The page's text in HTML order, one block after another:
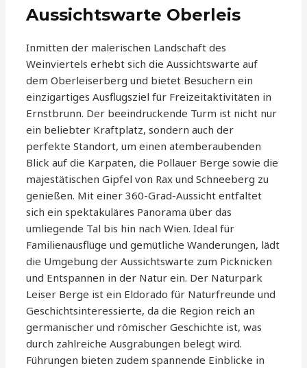
Aussichtswarte Oberleis
Inmitten der malerischen Landschaft des
Weinviertels erhebt sich die Aussichtswarte auf
dem Oberleiserberg und bietet Besuchern ein
einzigartiges Ausflugsziel für Freizeitaktivitäten in
Ernstbrunn. Der beeindruckende Turm ist nicht nur
ein beliebter Kraftplatz, sondern auch der
perfekte Standort, um einen atemberaubenden
Blick auf die Karpaten, die Pollauer Berge sowie die
majestätischen Gipfel von Rax und Schneeberg zu
genießen. Mit einer 360-Grad-Aussicht entfaltet
sich ein spektakuläres Panorama über das
umliegende Tal bis hin nach Wien. Ideal für
Familienausflüge und gemütliche Wanderungen, lädt
die Umgebung der Aussichtswarte zum Picknicken
und Entspannen in der Natur ein. Der Naturpark
Leiser Berge ist ein Eldorado für Naturfreunde und
Geschichtsinteressierte, da die Region reich an
germanischer und römischer Geschichte ist, was
durch zahlreiche Ausgrabungen belegt wird.
Führungen bieten zudem spannende Einblicke in